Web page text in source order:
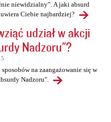
niewidzialny”. A jaki absurd
Ciebie najbardziej?
udział w akcji
Nadzoru"?
sposobów na zaangażowanie się w
Nadzoru".